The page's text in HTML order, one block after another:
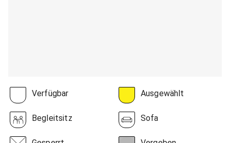
Verfügbar Ausgewählt
Begleitsitz Sofa